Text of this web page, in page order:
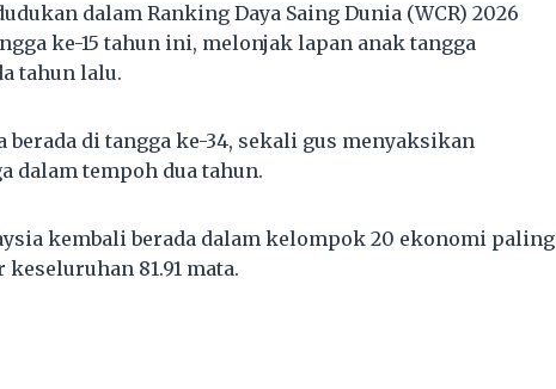
dalam Ranking Daya Saing Dunia (WCR) 2026
ke-15 tahun ini, melonjak lapan anak tangga
tahun lalu.
berada di tangga ke-34, sekali gus menyaksikan
dalam tempoh dua tahun.
kembali berada dalam kelompok 20 ekonomi paling
81.91 mata.